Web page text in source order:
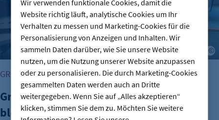
Wir verwenden funktionale Cookies, damit die
Website richtig läuft, analytische Cookies um Ihr
Verhalten zu messen und Marketing-Cookies für die
Personalisierung von Anzeigen und Inhalten. Wir
sammeln Daten darüber, wie Sie unsere Website
nutzen, um die Nutzung unserer Website anzupassen
oder zu personalisieren. Die durch Marketing-Cookies
gesammelten Daten werden auch an Dritte
weitergegeben. Wenn Sie auf „Alles akzeptieren“
klicken, stimmen Sie dem zu. Möchten Sie weitere
GRÜNDUNG
Gründungszahlen steigen, Bürokratie
bleibt größte Hürde